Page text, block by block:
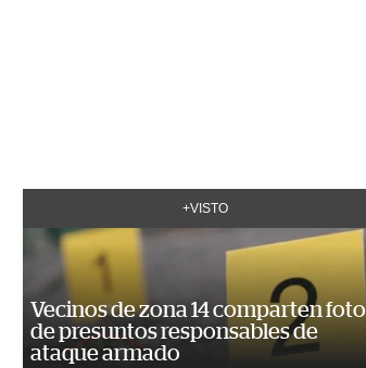
+VISTO
Vecinos de zona 14 comparten foto
de presuntos responsables de
ataque armado